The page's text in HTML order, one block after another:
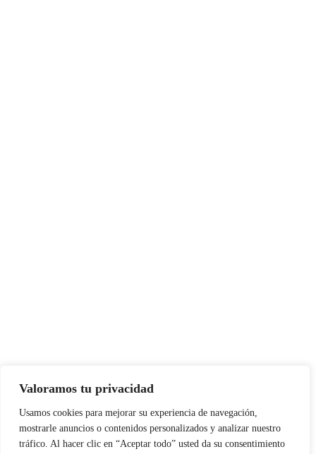
Valoramos tu privacidad
Usamos cookies para mejorar su experiencia de navegación,
mostrarle anuncios o contenidos personalizados y analizar nuestro
tráfico. Al hacer clic en “Aceptar todo” usted da su consentimiento